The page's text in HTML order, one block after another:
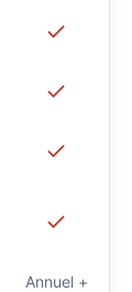
Annuel +